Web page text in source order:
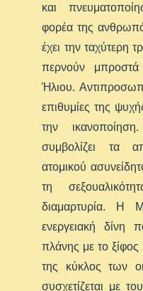
και
φορέα της
έχει την ταχύτερη
περνούν
Ήλιου.
επιθυμίες της
την
συμβολίζει τα
ατομικού
τη
διαμαρτυρία. Η
ενεργειακή δίνη
πλάνης με το ξίφος
της κύκλος των
συσχετίζεται με